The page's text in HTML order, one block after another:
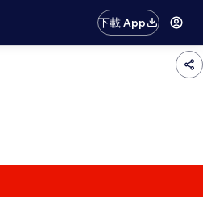
下載 App